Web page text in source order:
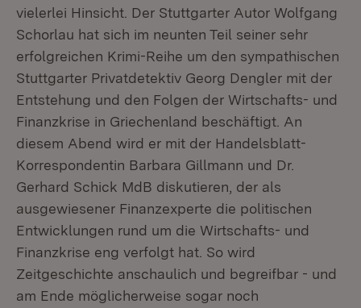
vielerlei Hinsicht. Der Stuttgarter Autor Wolfgang
Schorlau hat sich im neunten Teil seiner sehr
erfolgreichen Krimi-Reihe um den sympathischen
Stuttgarter Privatdetektiv Georg Dengler mit der
Entstehung und den Folgen der Wirtschafts- und
Finanzkrise in Griechenland beschäftigt. An
diesem Abend wird er mit der Handelsblatt-
Korrespondentin Barbara Gillmann und Dr.
Gerhard Schick MdB diskutieren, der als
ausgewiesener Finanzexperte die politischen
Entwicklungen rund um die Wirtschafts- und
Finanzkrise eng verfolgt hat. So wird
Zeitgeschichte anschaulich und begreifbar - und
am Ende möglicherweise sogar noch